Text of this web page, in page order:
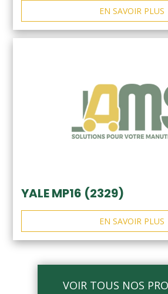
EN SAVOIR PLUS
YALE MP16 (2329)
EN SAVOIR PLUS
VOIR TOUS NOS